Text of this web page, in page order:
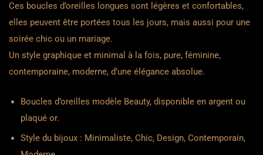
Ces boucles d’oreilles longues sont légères et confortables,
elles peuvent être portées tous les jours, mais aussi pour une
soirée chic ou un mariage.
Un style graphique et minimal à la fois, pure, féminine,
contemporaine, moderne, d’une élégance absolue.
Boucles d’oreilles modèle Beauty, disponible en argent ou
plaqué or.
Style du bijoux : Minimaliste, Chic, Design, Contemporain,